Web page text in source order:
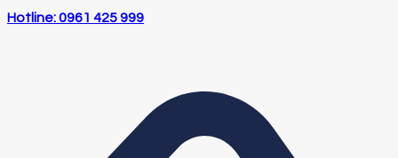
Hotline: 0961 425 999